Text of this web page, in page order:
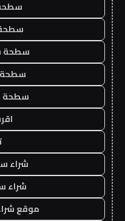
سطحة
سطحة
سطحة
شراء
شراء
موقع